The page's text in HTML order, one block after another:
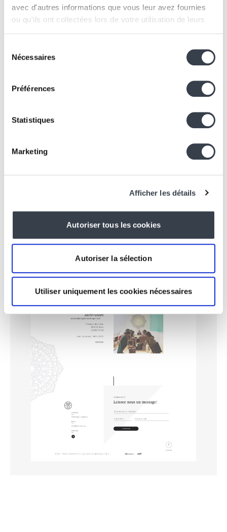
avec d'autres informations que vous leur avez fournies
ou qu'ils ont collectées lors de votre utilisation de leurs
We work with
who may receive and
Nécessaires
Préférences
Statistiques
Marketing
Afficher les détails
Autoriser tous les cookies
Autoriser la sélection
Utiliser uniquement les cookies nécessaires